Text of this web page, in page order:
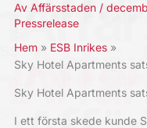
Av Affärsstaden /
Pressrelease
Hem
ESB Inrikes
Sky Hotel Apartments
Sky Hotel Apartments
I ett första skede kunde